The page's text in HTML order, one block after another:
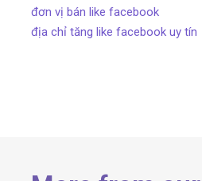
đơn vị bán like facebook
địa chỉ tăng like facebook uy tín